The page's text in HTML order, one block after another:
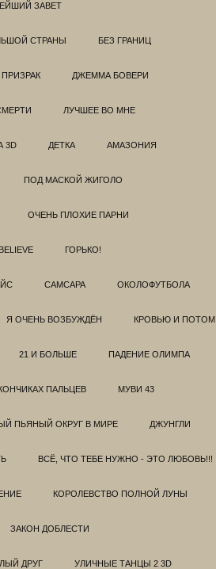
ЗАВЕТ
СТРАНЫ БЕЗ ГРАНИЦ
ПРИЗРАК ДЖЕММА БОВЕРИ
ЛУЧШЕЕ ВО МНЕ
3D ДЕТКА АМАЗОНИЯ
ПОД МАСКОЙ ЖИГОЛО
ОЧЕНЬ ПЛОХИЕ ПАРНИ
ГОРЬКО!
САМСАРА ОКОЛОФУТБОЛА
Я ОЧЕНЬ ВОЗБУЖДЁН КРОВЬЮ И ПОТОМ
21 И БОЛЬШЕ ПАДЕНИЕ ОЛИМПА
ПАЛЬЦЕВ МУВИ 43
ПЬЯНЫЙ ОКРУГ В МИРЕ ДЖУНГЛИ
ВСЁ, ЧТО ТЕБЕ НУЖНО - ЭТО ЛЮБОВЬ!!!
КОРОЛЕВСТВО ПОЛНОЙ ЛУНЫ
ЗАКОН ДОБЛЕСТИ
ДРУГ УЛИЧНЫЕ ТАНЦЫ 2 3D